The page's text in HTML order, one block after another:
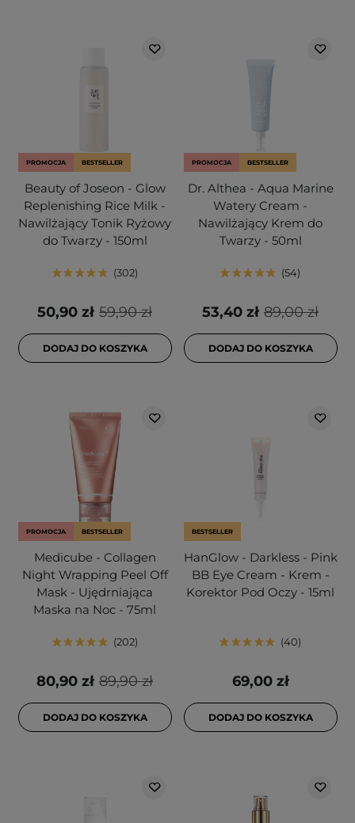
PROMOCJA BESTSELLER
Beauty of Joseon - Glow
Replenishing Rice Milk -
Nawilżający Tonik Ryżowy
do Twarzy - 150ml
302
59,90 zł
50,90 zł
DODAJ DO KOSZYKA
PROMOCJA BESTSELLER
Dr. Althea - Aqua Marine
Watery Cream -
Nawilżający Krem do
Twarzy - 50ml
54
89,00 zł
53,40 zł
DODAJ DO KOSZYKA
PROMOCJA BESTSELLER
Medicube - Collagen
Night Wrapping Peel Off
Mask - Ujędrniająca
Maska na Noc - 75ml
202
89,90 zł
80,90 zł
DODAJ DO KOSZYKA
BESTSELLER
HanGlow - Darkless - Pink
BB Eye Cream - Krem -
Korektor Pod Oczy - 15ml
40
69,00 zł
DODAJ DO KOSZYKA